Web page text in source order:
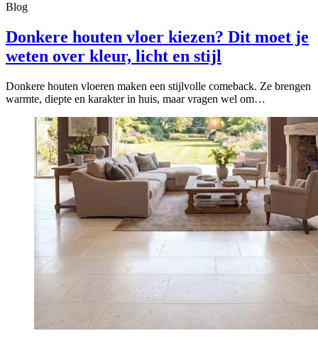
Blog
Donkere houten vloer kiezen? Dit moet je
weten over kleur, licht en stijl
Donkere houten vloeren maken een stijlvolle comeback. Ze brengen
warmte, diepte en karakter in huis, maar vragen wel om…